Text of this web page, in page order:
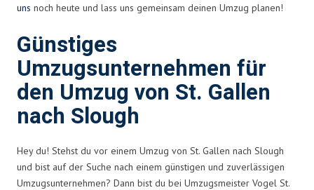
uns noch heute und lass uns gemeinsam deinen Umzug planen!
Günstiges
Umzugsunternehmen für
den Umzug von St. Gallen
nach Slough
Hey du! Stehst du vor einem Umzug von St. Gallen nach Slough
und bist auf der Suche nach einem günstigen und zuverlässigen
Umzugsunternehmen? Dann bist du bei Umzugsmeister Vogel St.